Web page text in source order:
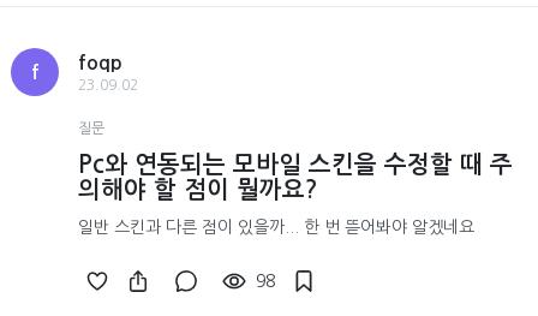
f
foqp
23.09.02
질문
Pc와 연동되는 모바일 스킨을 수정할 때 주
의해야 할 점이 뭘까요?
일반 스킨과 다른 점이 있을까... 한 번 뜯어봐야 알겠네요
98